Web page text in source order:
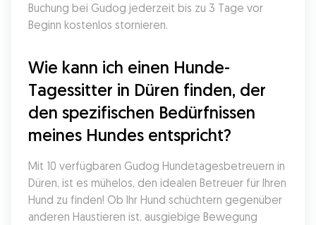
Buchung bei Gudog jederzeit bis zu 3 Tage vor
Beginn kostenlos stornieren.
Wie kann ich einen Hunde-
Tagessitter in Düren finden, der
den spezifischen Bedürfnissen
meines Hundes entspricht?
Mit 10 verfügbaren Gudog Hundetagesbetreuern in
Düren, ist es mühelos, den idealen Betreuer für Ihren
Hund zu finden! Ob Ihr Hund schüchtern gegenüber
anderen Haustieren ist, ausgiebige Bewegung